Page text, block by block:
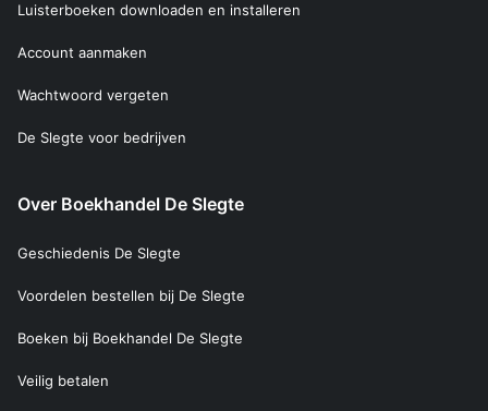
Luisterboeken downloaden en installeren
Account aanmaken
Wachtwoord vergeten
De Slegte voor bedrijven
Over Boekhandel De Slegte
Geschiedenis De Slegte
Voordelen bestellen bij De Slegte
Boeken bij Boekhandel De Slegte
Veilig betalen